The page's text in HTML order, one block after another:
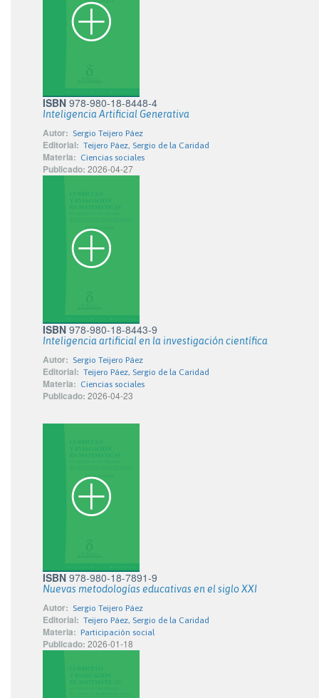
ISBN 978-980-18-8448-4
Inteligencia Artificial Generativa
Autor: Sergio Teijero Páez
Editorial: Teijero Páez, Sergio de la Caridad
Materia: Ciencias sociales
Publicado: 2026-04-27
ISBN 978-980-18-8443-9
Inteligencia artificial en la investigación científica
Autor: Sergio Teijero Páez
Editorial: Teijero Páez, Sergio de la Caridad
Materia: Ciencias sociales
Publicado: 2026-04-23
ISBN 978-980-18-7891-9
Nuevas metodologías educativas en el siglo XXI
Autor: Sergio Teijero Páez
Editorial: Teijero Páez, Sergio de la Caridad
Materia: Participación social
Publicado: 2026-01-18